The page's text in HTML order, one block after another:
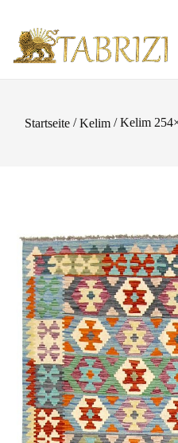
Startseite /Kelim / Kelim